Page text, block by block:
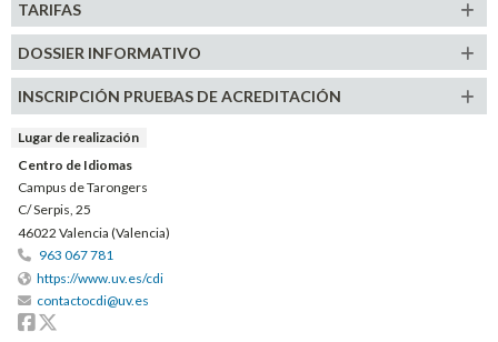
TARIFAS
DOSSIER INFORMATIVO
INSCRIPCIÓN PRUEBAS DE ACREDITACIÓN
Lugar de realización
Centro de Idiomas
Campus de Tarongers
C/ Serpis, 25
46022 Valencia (Valencia)
963 067 781
https://www.uv.es/cdi
contactocdi@uv.es
Facebook